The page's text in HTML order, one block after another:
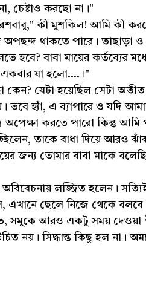
চেষ্টাও করছো না।"
কী মুশকিল! আমি কী
অপছন্দ থাকতে পারে। তাছাড়া
হবে? বাবা মায়ের কর্তব্যের
যা হলো....।"
যেটা হয়েছিল সেটা
তবে হ্যাঁ, এ ব্যাপারে ও যদি
অপেক্ষা করতে পারো কিন্তু আমি
তাকে বাধা দিয়ে আরও
জন্য তোমার বাবা মাকে
লজ্জিত হলেন। সত্যিই
এখানে ছেলে নিজে থেকে
সমুকে আরও একটু সময়
নয়। সিদ্ধান্ত কিছু হল না।